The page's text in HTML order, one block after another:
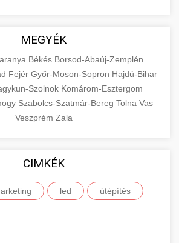
MEGYÉK
Békés Borsod-Abaúj-Zemplén
Fejér Győr-Moson-Sopron Hajdú-Bihar
Szolnok Komárom-Esztergom
Szabolcs-Szatmár-Bereg Tolna Vas
Veszprém Zala
CIMKÉK
led útépítés